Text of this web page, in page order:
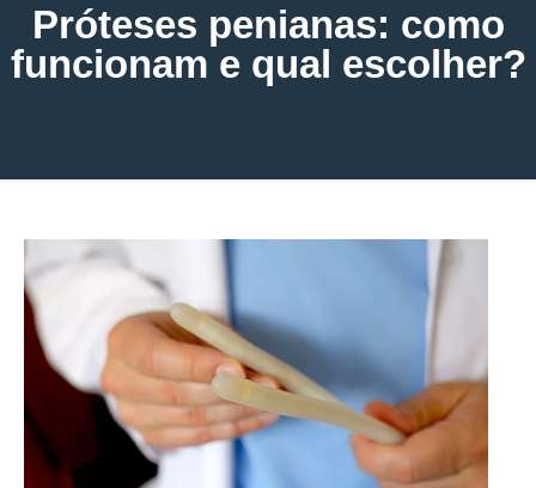
Próteses penianas: como
funcionam e qual escolher?